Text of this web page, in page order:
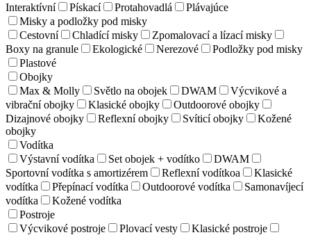
Interaktívní
Pískací Protahovadlá
Plávajúce
Misky a podložky pod misky
Cestovní
Chladící misky
Zpomalovací a lízací misky
Boxy na granule
Ekologické Nerezové
Podložky pod misky
Plastové
Obojky
Max & Molly
Světlo na obojek DWAM
Výcvikové a
vibrační obojky
Klasické obojky
Outdoorové obojky
Dizajnové obojky
Reflexní obojky Svíticí obojky
Kožené
obojky
Vodítka
Výstavní vodítka
Set obojek + vodítko
DWAM
Sportovní vodítka s amortizérem
Reflexní vodítkoa
Klasické
vodítka
Přepínací vodítka Outdoorové vodítka
Samonavíjecí
vodítka
Kožené vodítka
Postroje
Výcvikové postroje
Plovací vesty
Klasické postroje